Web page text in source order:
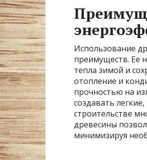
Использование
преимуществ. Ее
тепла зимой и
отопление и
прочностью на
создавать
строительстве
древесины
минимизируя